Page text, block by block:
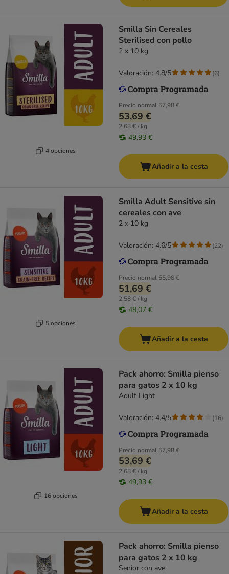
4 opciones
Smilla Sin Cereales
Sterilised con pollo
2 x 10 kg
Precio normal 57,98 €
53,69 €
2,68 € / kg
49,93 €
Valoración: 4.8/5 (6)
Añadir a la cesta
5 opciones
Smilla Adult Sensitive sin
cereales con ave
2 x 10 kg
Precio normal 55,98 €
51,69 €
2,58 € / kg
48,07 €
Valoración: 4.6/5 (22)
Añadir a la cesta
16 opciones
Pack ahorro: Smilla pienso
para gatos 2 x 10 kg
Adult Light
Precio normal 57,98 €
53,69 €
2,68 € / kg
49,93 €
Valoración: 4.4/5 (16)
Añadir a la cesta
Pack ahorro: Smilla pienso
para gatos 2 x 10 kg
Senior con ave